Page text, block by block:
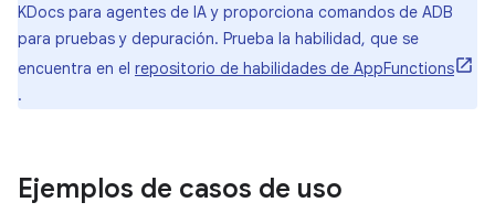
KDocs para agentes de IA y proporciona comandos de ADB
para pruebas y depuración. Prueba la habilidad, que se
encuentra en el repositorio de habilidades de AppFunctions
.
Ejemplos de casos de uso